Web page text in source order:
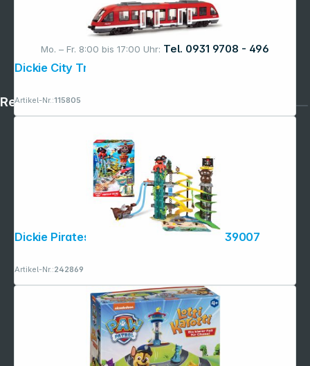
Mo. – Fr. 8:00 bis 17:00 Uhr: Tel. 0931 9708 - 496
Artikel-Nr.:115805
Dickie Pirates of the Sea Playset 203339007
Artikel-Nr.:242869
Rechtliches